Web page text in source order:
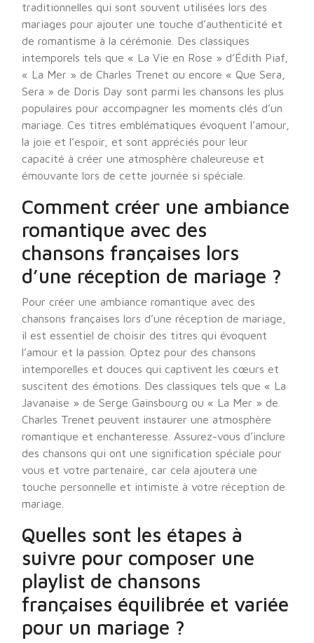
traditionnelles qui sont souvent utilisées lors des
mariages pour ajouter une touche d’authenticité et
de romantisme à la cérémonie. Des classiques
intemporels tels que « La Vie en Rose » d’Édith Piaf,
« La Mer » de Charles Trenet ou encore « Que Sera,
Sera » de Doris Day sont parmi les chansons les plus
populaires pour accompagner les moments clés d’un
mariage. Ces titres emblématiques évoquent l’amour,
la joie et l’espoir, et sont appréciés pour leur
capacité à créer une atmosphère chaleureuse et
émouvante lors de cette journée si spéciale.
Comment créer une ambiance
romantique avec des
chansons françaises lors
d’une réception de mariage ?
Pour créer une ambiance romantique avec des
chansons françaises lors d’une réception de mariage,
il est essentiel de choisir des titres qui évoquent
l’amour et la passion. Optez pour des chansons
intemporelles et douces qui captivent les cœurs et
suscitent des émotions. Des classiques tels que « La
Javanaise » de Serge Gainsbourg ou « La Mer » de
Charles Trenet peuvent instaurer une atmosphère
romantique et enchanteresse. Assurez-vous d’inclure
des chansons qui ont une signification spéciale pour
vous et votre partenaire, car cela ajoutera une
touche personnelle et intimiste à votre réception de
mariage.
Quelles sont les étapes à
suivre pour composer une
playlist de chansons
françaises équilibrée et variée
pour un mariage ?